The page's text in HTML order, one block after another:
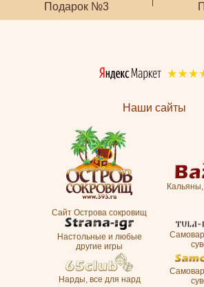
Подарок №3
Наши сайты
Сайт Острова сокровищ
Кальяны,
Настольные и любые
другие игры
Нарды, все для нард